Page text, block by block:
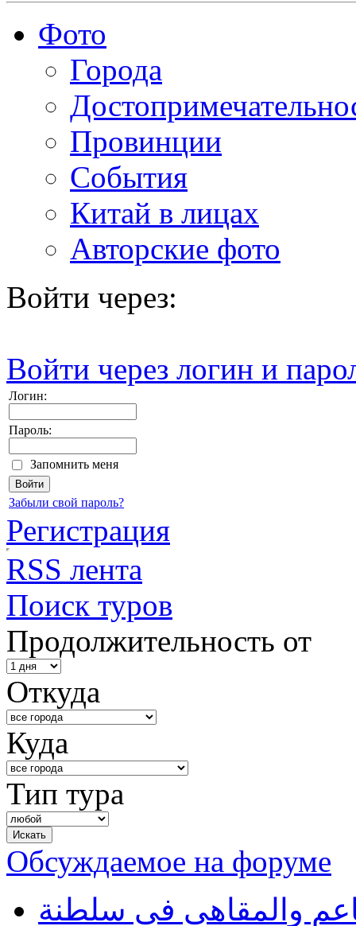
Фото
Города
Провинции
События
Китай в лицах
Авторские фото
Войти через:
Войти через логин и
Логин:
Пароль:
Запомнить меня
Забыли свой пароль?
Регистрация
RSS лента
Поиск туров
Продолжительность от
Откуда
Куда
Тип тура
Обсуждаемое на форуме
والمقاهي في سلطنة